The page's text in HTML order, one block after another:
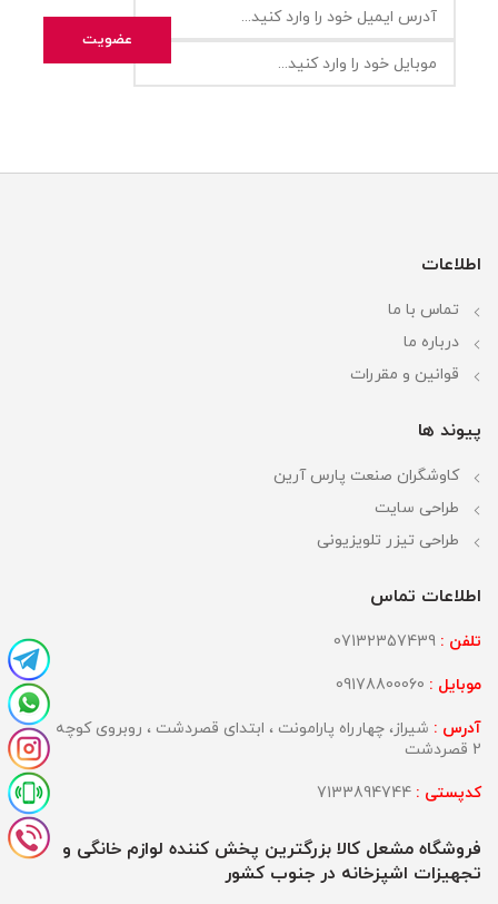
اطلاعات
تماس با ما
درباره ما
قوانین و مقررات
پیوند ها
کاوشگران صنعت پارس آرین
طراحی سایت
طراحی تیزر تلویزیونی
اطلاعات تماس
تلفن :
موبایل :
آدرس : شیراز، چهارراه پارامونت ، ابتدای قصردشت ، روبروی کوچه
2 قصردشت
کدپستی :
فروشگاه مشعل کالا بزرگترین پخش کننده لوازم خانگی و
تجهیزات اشپزخانه در جنوب کشور